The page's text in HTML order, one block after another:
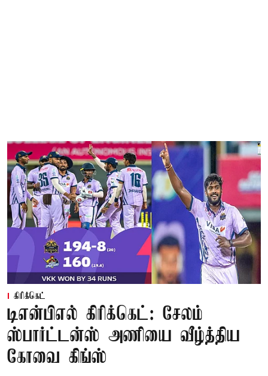
கிரிக்கெட்
டிஎன்பிஎல் கிரிக்கெட்: சேலம்
ஸ்பார்ட்டன்ஸ் அணியை வீழ்த்திய
கோவை கிங்ஸ்